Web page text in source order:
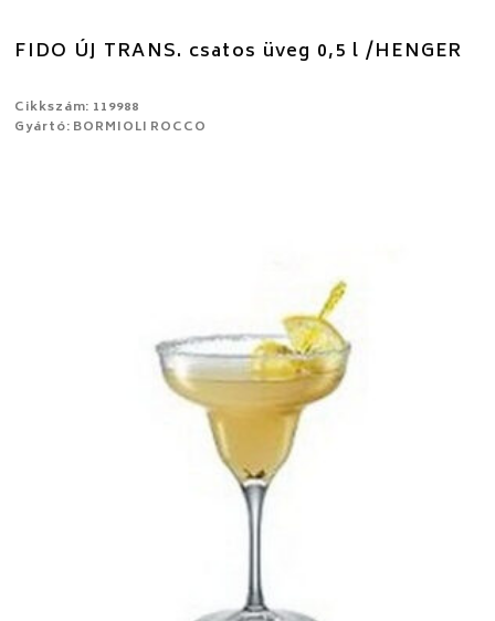
FIDO ÚJ TRANS. csatos üveg 0,5 l /HENGER
Cikkszám: 119988
Gyártó: BORMIOLI ROCCO